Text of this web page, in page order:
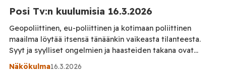
Posi Tv:n kuulumisia 16.3.2026
Geopoliittinen, eu-poliittinen ja kotimaan poliittinen
maailma löytää itsensä tänäänkin vaikeasta tilanteesta.
Syyt ja syylliset ongelmien ja haasteiden takana ovat
oikeasti olemassa. Median tehtävä on välittää sen lukijoille,
Näkökulma16.3.2026